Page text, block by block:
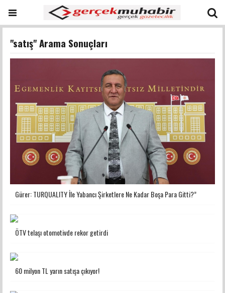
"satış" Arama Sonuçları
Gürer: TURQUALITY İle Yabancı Şirketlere Ne Kadar Boşa Para Gitti?”
ÖTV telaşı otomotivde rekor getirdi
60 milyon TL yarın satışa çıkıyor!